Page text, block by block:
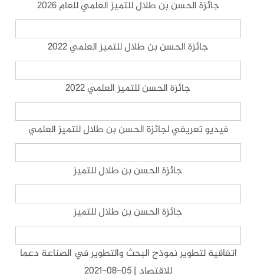
جائزة الحسن بن طلال للتميز العلمي للعام 2026
جائزة الحسن بن طلال للتميز العلمي 2022
جائزة الحسن للتميز العلمي ٢٠٢٢
فيديو تعريفي لجائزة الحسن بن طلال للتميز العلمي
جائزة الحسن بن طلال للتميز
جائزة الحسن بن طلال للتميز
اتفاقية لتطوير نموذج البحث والتطوير في الصناعة دعما
للاقتصاد | 05-08-2021